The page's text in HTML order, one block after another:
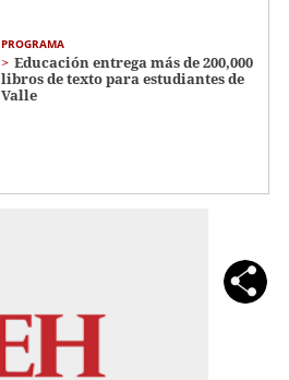
PROGRAMA
Educación entrega más de 200,000
libros de texto para estudiantes de
Valle